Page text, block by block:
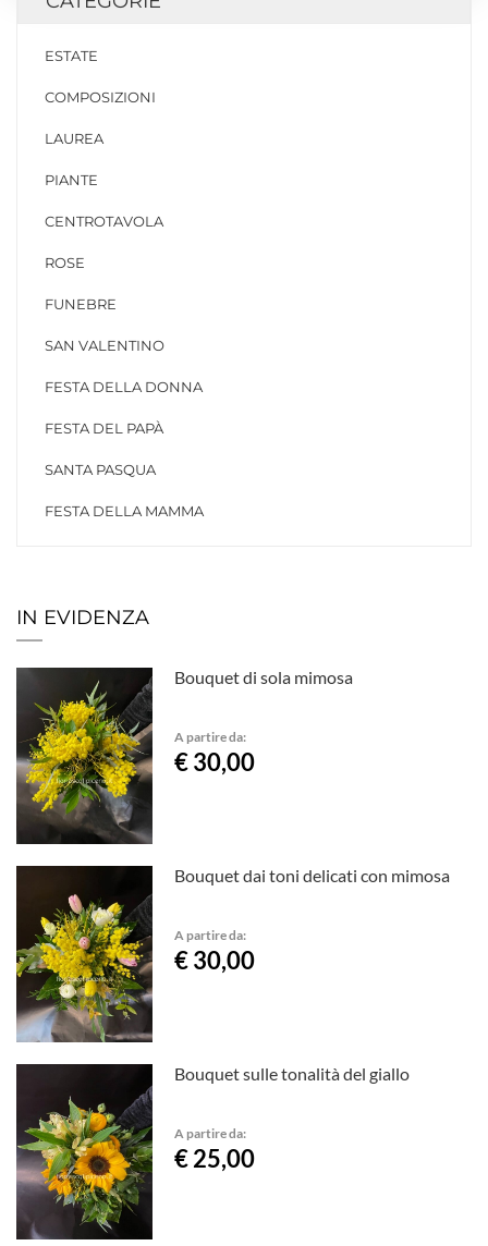
ESTATE
COMPOSIZIONI
LAUREA
PIANTE
CENTROTAVOLA
ROSE
FUNEBRE
SAN VALENTINO
FESTA DELLA DONNA
FESTA DEL PAPÀ
SANTA PASQUA
FESTA DELLA MAMMA
IN EVIDENZA
Bouquet di sola mimosa
A partire da:
€ 30,00
Bouquet dai toni delicati con mimosa
A partire da:
€ 30,00
Bouquet sulle tonalità del giallo
A partire da:
€ 25,00